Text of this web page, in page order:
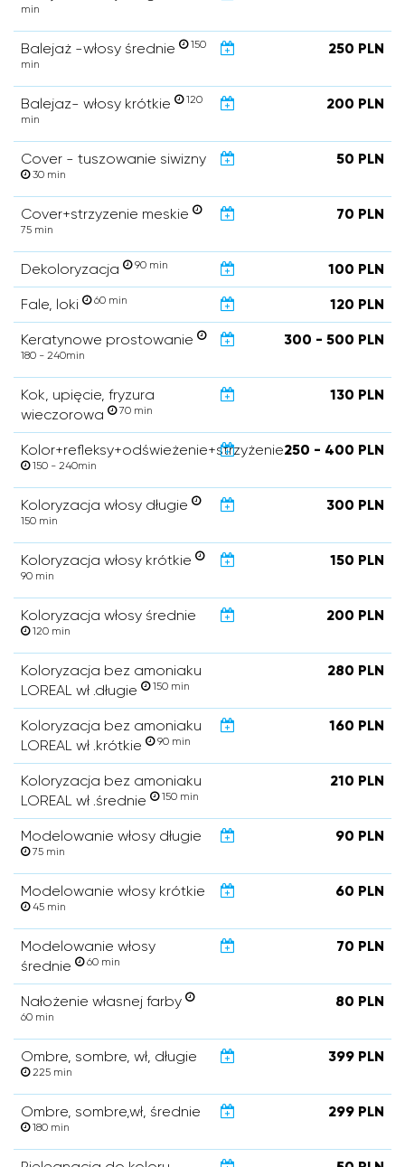
min
Balejaż -włosy średnie
150
min
250 PLN
Balejaz- włosy krótkie
120
min
200 PLN
Cover - tuszowanie siwizny
30 min
50 PLN
Cover+strzyzenie meskie
75 min
70 PLN
Dekoloryzacja 90 min 100 PLN
Fale, loki 60 min 120 PLN
Keratynowe prostowanie
180 - 240min
300 - 500 PLN
Kok, upięcie, fryzura
wieczorowa
70 min
130 PLN
Kolor+refleksy+odświeżenie+strzyżenie
150 - 240min
250 - 400 PLN
Koloryzacja włosy długie
150 min
300 PLN
Koloryzacja włosy krótkie
90 min
150 PLN
Koloryzacja włosy średnie
120 min
200 PLN
Koloryzacja bez amoniaku
LOREAL wł .długie
150 min
280 PLN
Koloryzacja bez amoniaku
LOREAL wł .krótkie
90 min
160 PLN
Koloryzacja bez amoniaku
LOREAL wł .średnie
150 min
210 PLN
Modelowanie włosy długie
75 min
90 PLN
Modelowanie włosy krótkie
45 min
60 PLN
Modelowanie włosy
średnie
60 min
70 PLN
Nałożenie własnej farby
60 min
80 PLN
Ombre, sombre, wł, długie
225 min
399 PLN
Ombre, sombre,wł, średnie
180 min
299 PLN